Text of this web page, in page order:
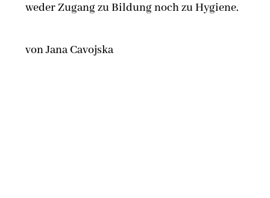
weder Zugang zu Bildung noch zu Hygiene.
von Jana Cavojska